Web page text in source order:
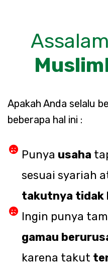
Apakah Anda selalu
beberapa hal ini :
Punya usaha
sesuai syariah
takutnya tidak
Ingin punya
gamau
karena takut